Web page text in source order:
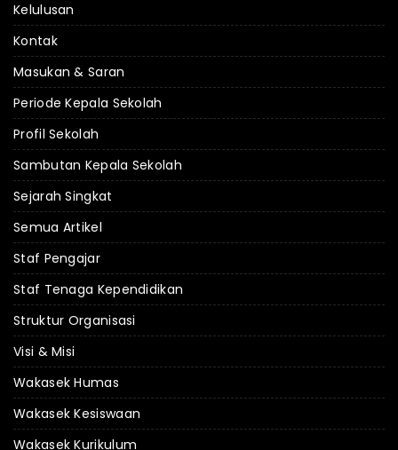
Kelulusan
Kontak
Masukan & Saran
Periode Kepala Sekolah
Profil Sekolah
Sambutan Kepala Sekolah
Sejarah Singkat
Semua Artikel
Staf Pengajar
Staf Tenaga Kependidikan
Struktur Organisasi
Visi & Misi
Wakasek Humas
Wakasek Kesiswaan
Wakasek Kurikulum